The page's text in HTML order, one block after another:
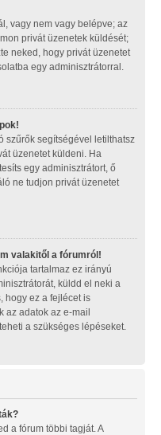
vagy nem vagy belépve; az
privát üzenetek küldését;
neked, hogy privát üzenetet
egy adminisztrátorral.
szűrők segítségével letilthatsz
üzenetet küldeni. Ha
egy adminisztrátort, ő
ne tudjon privát üzenetet
valakitől a fórumról!
tartalmaz ez irányú
küldd el neki a
hogy ez a fejlécet is
az adatok az e-mail
a szükséges lépéseket.
a fórum többi tagját. A